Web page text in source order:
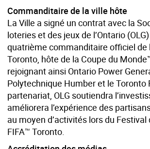
Commanditaire de la ville hôte
La Ville a signé un contrat avec la
loteries et des jeux de l’Ontario
quatrième commanditaire officiel de
Toronto, hôte de la Coupe du
rejoignant ainsi Ontario Power
Polytechnique Humber et le Toronto
partenariat, OLG soutiendra
améliorera l’expérience des
au moyen d’activités lors du Festival
FIFA™ Toronto.